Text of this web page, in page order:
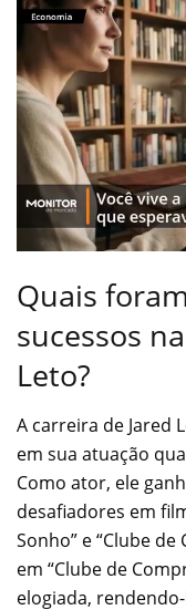
Quais
sucessos
Leto?
A carreira de Jared
em sua atuação
Como ator, ele
desafiadores em
Sonho” e “Clube
em “Clube de
elogiada,